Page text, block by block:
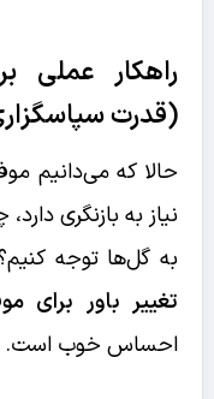
راهکار عملی
(قدرت
حالا که می‌دانیم
نیاز به بازنگری
به گل‌ها توجه
تغییر باور برای
احساس خوب است.